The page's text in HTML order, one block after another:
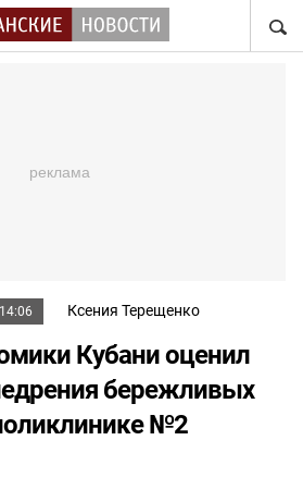
Ксения Терещенко
Кубани оценил
бережливых
№2